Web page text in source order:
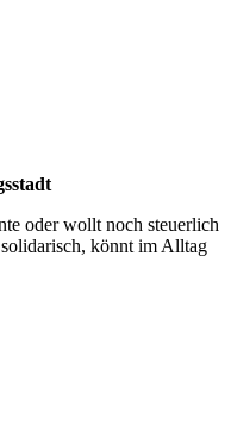
oder wollt noch steuerlich
könnt im Alltag